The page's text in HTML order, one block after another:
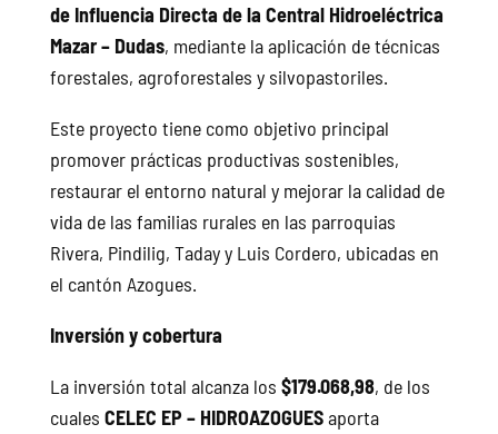
de Influencia Directa de la Central Hidroeléctrica
Mazar – Dudas, mediante la aplicación de técnicas
forestales, agroforestales y silvopastoriles.
Este proyecto tiene como objetivo principal
promover prácticas productivas sostenibles,
restaurar el entorno natural y mejorar la calidad de
vida de las familias rurales en las parroquias
Rivera, Pindilig, Taday y Luis Cordero, ubicadas en
el cantón Azogues.
Inversión y cobertura
La inversión total alcanza los $179.068,98, de los
cuales CELEC EP – HIDROAZOGUESaporta